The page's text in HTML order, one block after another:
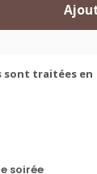
sont traitées en
soirée